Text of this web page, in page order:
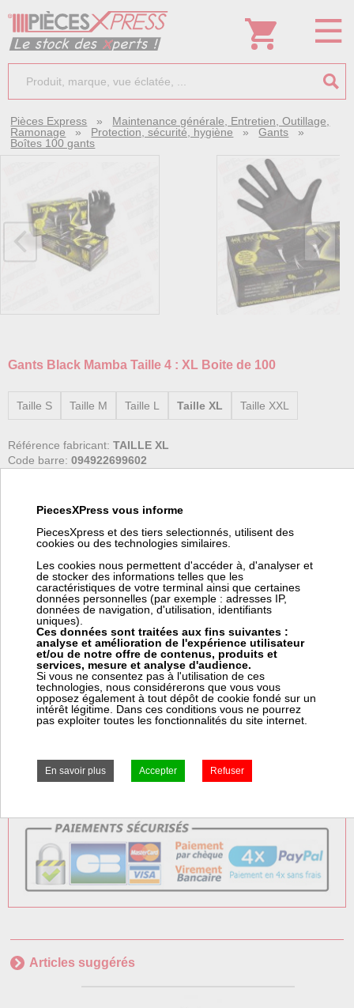
Pièces Express » Maintenance générale, Entretien, Outillage,
Ramonage » Protection, sécurité, hygiène »Gants »
Boîtes 100 gants
Gants Black Mamba Taille 4 : XL Boite de 100
Taille S Taille M Taille L Taille XL Taille XXL
Référence fabricant: TAILLE XL
Code barre: 094922699602
fois supérieure au latex et au vinyl.
Prix: Prix pro, connectez vous
19,00 € HT
22,80 € TTC
+ de 10 pièces en stock
Frais Express TTC : 7,50 €
Articles suggérés
PiecesXPress vous informe
PiecesXpress et des tiers selectionnés, utilisent des
cookies ou des technologies similaires.
Les cookies nous permettent d'accéder à, d'analyser et
de stocker des informations telles que les
caractéristiques de votre terminal ainsi que certaines
données personnelles (par exemple : adresses IP,
données de navigation, d'utilisation, identifiants
uniques).
Ces données sont traitées aux fins suivantes :
analyse et amélioration de l'expérience utilisateur
et/ou de notre offre de contenus, produits et
services, mesure et analyse d'audience.
Si vous ne consentez pas à l'utilisation de ces
technologies, nous considérerons que vous vous
opposez également à tout dépôt de cookie fondé sur un
intérêt légitime. Dans ces conditions vous ne pourrez
pas exploiter toutes les fonctionnalités du site internet.